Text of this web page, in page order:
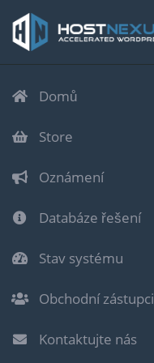
Domů
Store
Oznámení
Databáze řešení
Stav systému
Obchodní zástupci
Kontaktujte nás